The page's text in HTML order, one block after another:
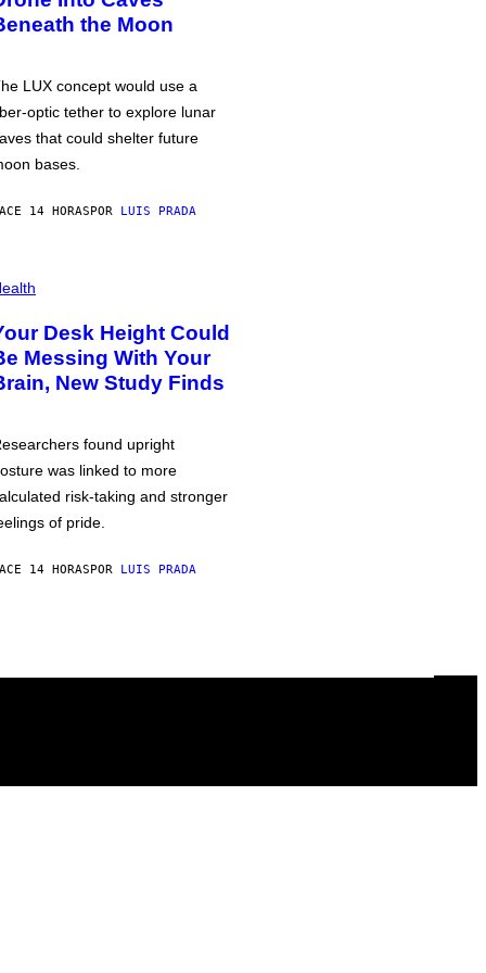
the Moon
LUX concept would use a
optic tether to explore lunar
that could shelter future
bases.
14 HORASPOR LUIS PRADA
Desk Height Could
Messing With Your
New Study Finds
found upright
was linked to more
risk-taking and stronger
of pride.
14 HORASPOR LUIS PRADA